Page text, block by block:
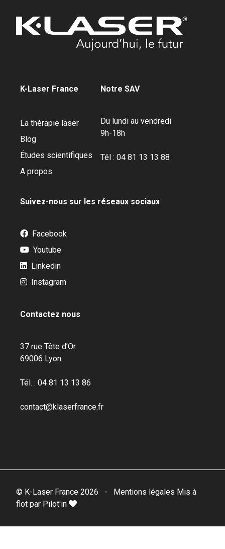
K-Laser France
La thérapie laser
Blog
Études scientifiques
A propos
Notre SAV
Du lundi au vendredi
9h-18h
Tél : 04 81 13 13 88
Suivez-nous sur les réseaux sociaux
Facebook
Youtube
Linkedin
Instagram
Contactez nous
37 rue Tête d’Or
69006 Lyon
Tél. : 04 81 13 13 86
contact@klaserfrance.fr
© K-Laser France 2026 - Mentions légales Mis à
flot par Pilot'in